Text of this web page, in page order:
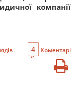
компанії
4 Коментарі